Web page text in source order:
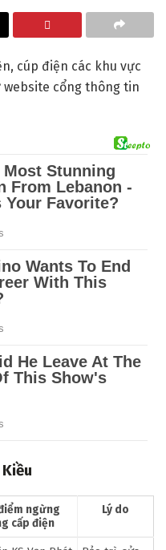
cúp điện các khu vực
website cổng thông tin
ngừng
cấp điện
Lý do